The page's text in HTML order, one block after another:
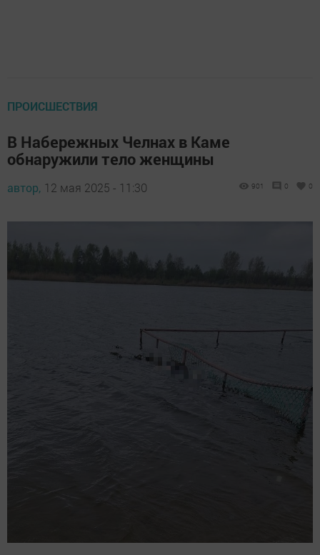
ПРОИСШЕСТВИЯ
В Набережных Челнах в Каме
обнаружили тело женщины
автор, 12 мая 2025 - 11:30 901 0 0